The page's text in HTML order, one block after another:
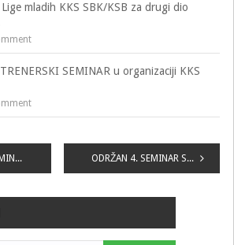
mladih KKS SBK/KSB za drugi dio
SEMINAR u organizaciji KKS
3. TRENERSKI SEMINAR KKS SBK/KSB – VITEZ 2023. ODRŽAN 4. SEMINAR SLUŽBENIH LICA LIGE MLADIH SBK/KSB